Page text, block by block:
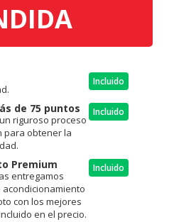
Incluido
de 75 puntos
riguroso proceso
para obtener la
Incluido
Premium
entregamos
con los mejores
en el precio.
Incluido